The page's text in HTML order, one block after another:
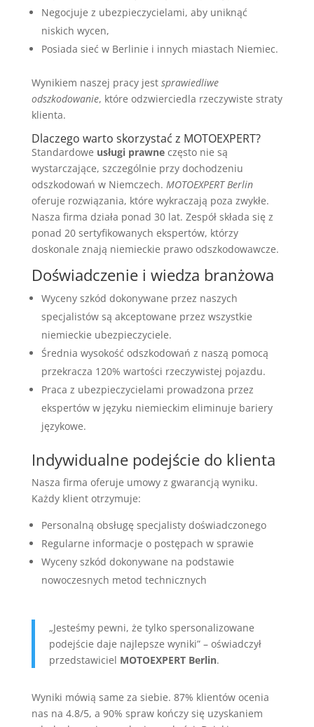
Negocjuje z ubezpieczycielami, aby uniknąć
niskich wycen,
Posiada sieć w Berlinie i innych miastach Niemiec.
Wynikiem naszej pracy jest sprawiedliwe
odszkodowanie, które odzwierciedla rzeczywiste straty
klienta.
Dlaczego warto skorzystać z MOTOEXPERT?
Standardowe usługi prawneczęsto nie są
wystarczające, szczególnie przy dochodzeniu
odszkodowań w Niemczech. MOTOEXPERT Berlin
oferuje rozwiązania, które wykraczają poza zwykłe.
Nasza firma działa ponad 30 lat. Zespół składa się z
ponad 20 sertyfikowanych ekspertów, którzy
doskonale znają niemieckie prawo odszkodowawcze.
Doświadczenie i wiedza branżowa
Wyceny szkód dokonywane przez naszych
specjalistów są akceptowane przez wszystkie
niemieckie ubezpieczyciele.
Średnia wysokość odszkodowań z naszą pomocą
przekracza 120% wartości rzeczywistej pojazdu.
Praca z ubezpieczycielami prowadzona przez
ekspertów w języku niemieckim eliminuje bariery
językowe.
Indywidualne podejście do klienta
Nasza firma oferuje umowy z gwarancją wyniku.
Każdy klient otrzymuje:
Personalną obsługę specjalisty doświadczonego
Regularne informacje o postępach w sprawie
Wyceny szkód dokonywane na podstawie
nowoczesnych metod technicznych
„Jesteśmy pewni, że tylko spersonalizowane
podejście daje najlepsze wyniki” – oświadczył
przedstawiciel MOTOEXPERT Berlin.
Wyniki mówią same za siebie. 87% klientów ocenia
nas na 4.8/5, a 90% spraw kończy się uzyskaniem